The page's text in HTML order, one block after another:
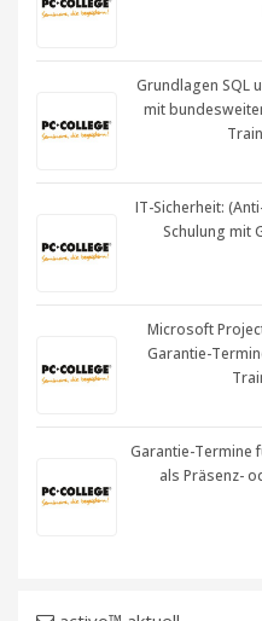
Grundlagen SQL
mit
IT-Sicherheit:
Schulung mit
Microsoft
Garantie-
Garantie-Termine
als Präsenz-